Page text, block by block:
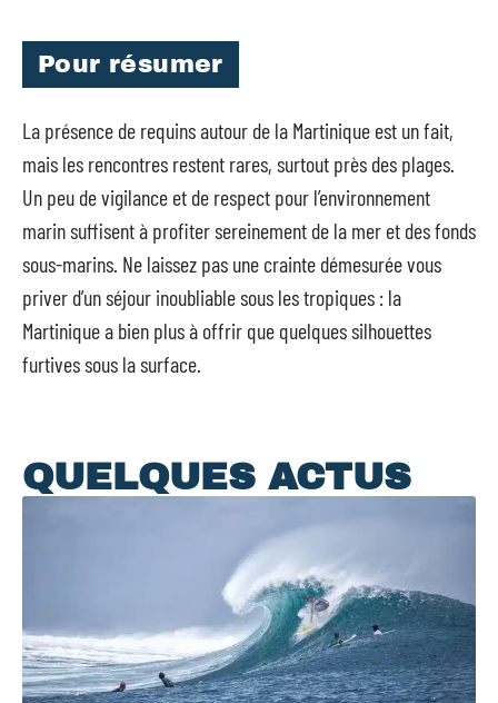
Pour résumer
La présence de requins autour de la Martinique est un fait,
mais les rencontres restent rares, surtout près des plages.
Un peu de vigilance et de respect pour l’environnement
marin suffisent à profiter sereinement de la mer et des fonds
sous-marins. Ne laissez pas une crainte démesurée vous
priver d’un séjour inoubliable sous les tropiques : la
Martinique a bien plus à offrir que quelques silhouettes
furtives sous la surface.
QUELQUES ACTUS